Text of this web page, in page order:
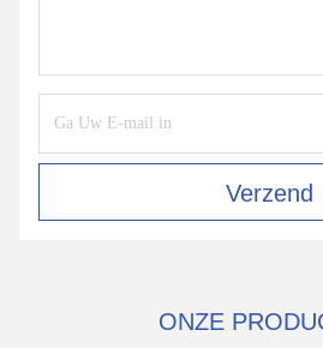
Verzend
ONZE